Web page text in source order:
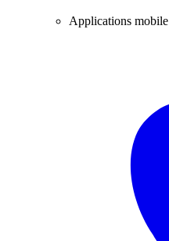
Applications mobile